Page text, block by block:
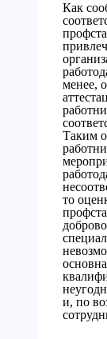
Как
менее,
Таким
то
и, по